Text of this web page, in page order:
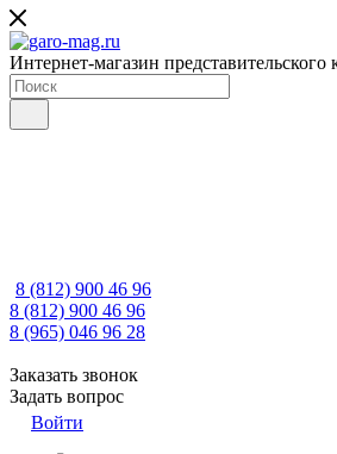
Интернет-магазин представительского
8 (812) 900 46 96
8 (812) 900 46 96
8 (965) 046 96 28
Заказать звонок
Задать вопрос
Войти